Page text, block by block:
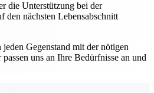
die Unterstützung bei der
nächsten Lebensabschnitt
Gegenstand mit der nötigen
uns an Ihre Bedürfnisse an und